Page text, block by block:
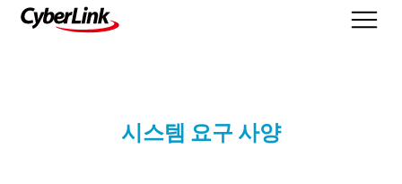
시스템 요구 사양